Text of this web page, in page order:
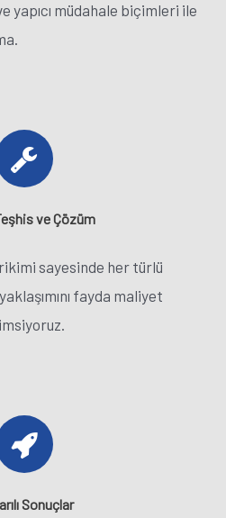
yapıcı müdahale biçimleri ile
ve Çözüm
sayesinde her türlü
fayda maliyet
Sonuçlar